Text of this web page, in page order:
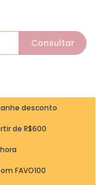
desconto
de R$600
FAVO100